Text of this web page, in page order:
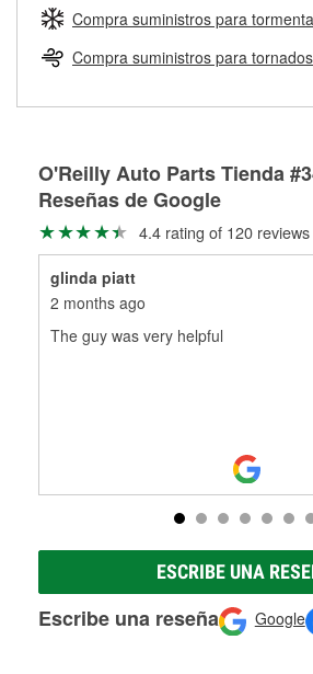
Más información sobre el Programa de
Herramientas de O'Reilly
medirán tus tambores o discos para
ser rectificados con seguridad. Si tus
pueden ser reutilizados, podemos
partes de reemplazo correctas para tu
Rectificación de tambores y discos de
Compra suministros para
Compra suministros para tornados
O'Reilly Auto Parts Tienda
Reseñas de Google
4.4 rating of 120 reviews
glinda piatt
2 months ago
The guy was very helpful
ESCRIBE UNA
Escribe una reseña Google